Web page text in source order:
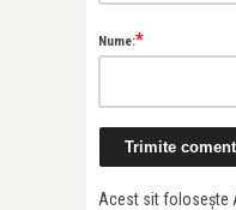
Nume:*
Acest sit folosește